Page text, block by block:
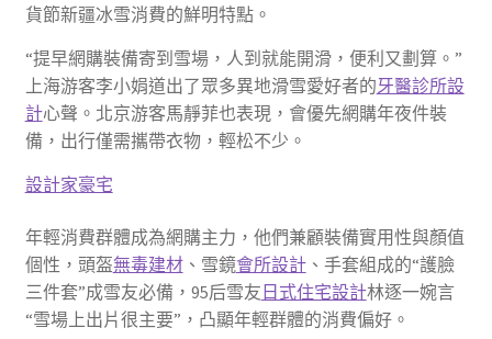
貨節新疆冰雪消費的鮮明特點。
“提早網購裝備寄到雪場，人到就能開滑，便利又劃算。”
上海游客李小娟道出了眾多異地滑雪愛好者的牙醫診所設
計心聲。北京游客馬靜菲也表現，會優先網購年夜件裝
備，出行僅需攜帶衣物，輕松不少。
設計家豪宅
年輕消費群體成為網購主力，他們兼顧裝備實用性與顏值
個性，頭盔無毒建材、雪鏡會所設計、手套組成的“護臉
三件套”成雪友必備，95后雪友日式住宅設計林逐一婉言
“雪場上出片很主要”，凸顯年輕群體的消費偏好。